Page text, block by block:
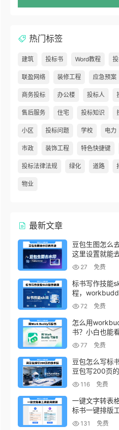
热门标签
建筑 投标书 Word教程
联盈网络 装修工程 应急预案
商务投标 办公楼 投标人
售后服务 住宅 投标知识
小区 投标问题 学校 电力
市政 装饰工程 特色快捷键
投标法律法规 绿化 道路
物业
最新文章
豆包生图怎么
这里设置就能
生图水印
27 免费
标书写作技能
程，
生成教程
72 免费
怎么用
书？小白也能
书写作方法！
77 免费
豆包怎么写标
豆包写200页的
116 免费
一键文字转表
标书一键排版
程 131 免费